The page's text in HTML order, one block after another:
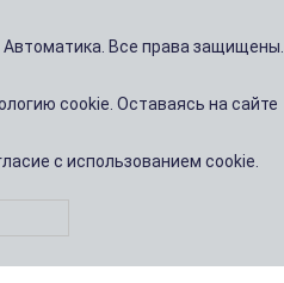
Все права защищены.
cookie. Оставаясь на сайте
с использованием cookie.